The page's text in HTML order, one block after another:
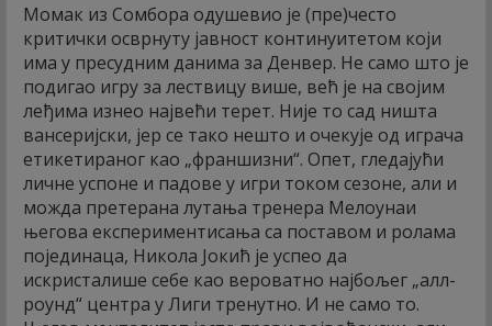
Момак из Сомбора одушевио је (пре)често
критички осврнуту јавност континуитетом који
има у пресудним данима за Денвер. Не само што је
подигао игру за лествицу више, већ је на својим
леђима изнео највећи терет. Није то сад ништа
вансеријски, јер се тако нешто и очекује од играча
етикетираног као „франшизни“. Опет, гледајући
личне успоне и падове у игри током сезоне, али и
можда претерана лутања тренера Мелоунаи
његова експериментисања са поставом и ролама
појединаца, Никола Јокић је успео да
искристалише себе као вероватно најбољег „алл-
роунд“ центра у Лиги тренутно. И не само то.